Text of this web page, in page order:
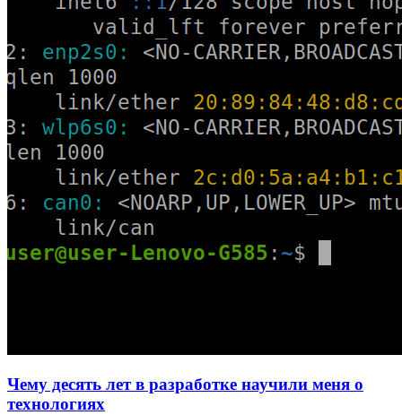
Чему десять лет в разработке научили меня о
технологиях